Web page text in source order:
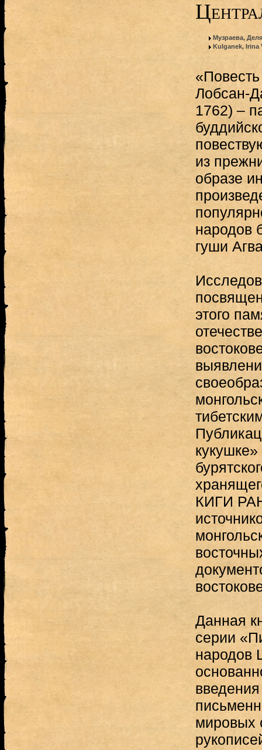
Музраева,
Kulganek, Irina
Лобсан-
1762) –
из
образе
народов
гуши
этого
КИГИ
Данная
серии
народов
мировых